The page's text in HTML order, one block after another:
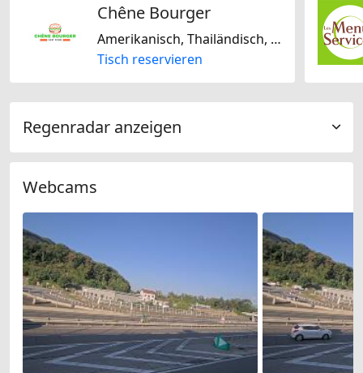
Chêne Bourger
Amerikanisch, Thailändisch, Halal, Glutenfrei
Tisch reservieren
Regenradar anzeigen
Webcams